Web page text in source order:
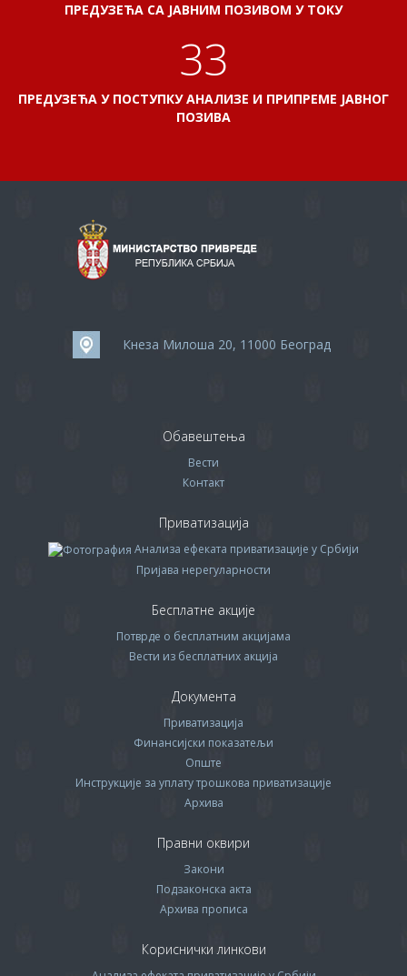
ПРЕДУЗЕЋА СА ЈАВНИМ ПОЗИВОМ У ТОКУ
37
ПРЕДУЗЕЋА У ПОСТУПКУ АНАЛИЗЕ И ПРИПРЕМЕ ЈАВНОГ
ПОЗИВА
Кнеза Милоша 20, 11000 Београд
Обавештења
Вести
Контакт
Приватизација
Анализа ефеката приватизације у Србији
Пријава нерегуларности
Бесплатне акције
Потврде о бесплатним акцијама
Вести из бесплатних акција
Документа
Приватизација
Финансијски показатељи
Опште
Инструкције за уплату трошкова приватизације
Архива
Правни оквири
Закони
Подзаконска акта
Архива прописa
Кориснички линкови